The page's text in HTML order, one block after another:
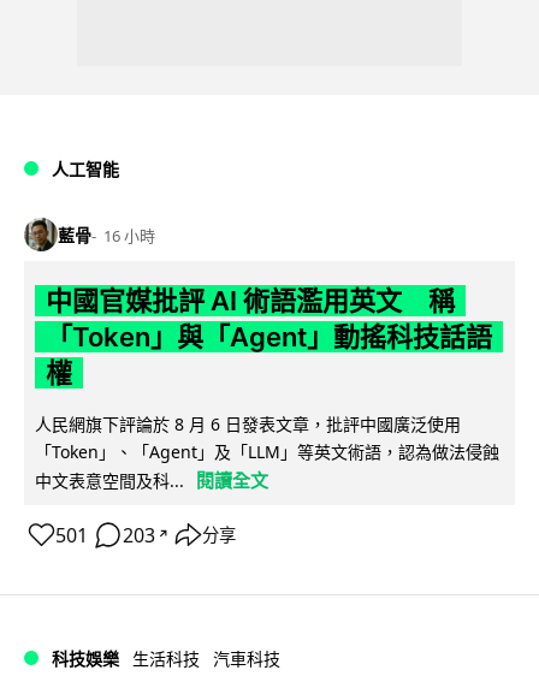
人工智能
藍骨 16 小時
中國官媒批評 AI 術語濫用英文 稱
「Token」與「Agent」動搖科技話語
權
人民網旗下評論於 8 月 6 日發表文章，批評中國廣泛使用
「Token」、「Agent」及「LLM」等英文術語，認為做法侵蝕
中文表意空間及科...
閱讀全文
501 203 ↗ 分享
科技娛樂 生活科技 汽車科技